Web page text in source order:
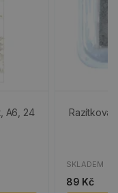
A6, 24
SKLADEM
89 Kč